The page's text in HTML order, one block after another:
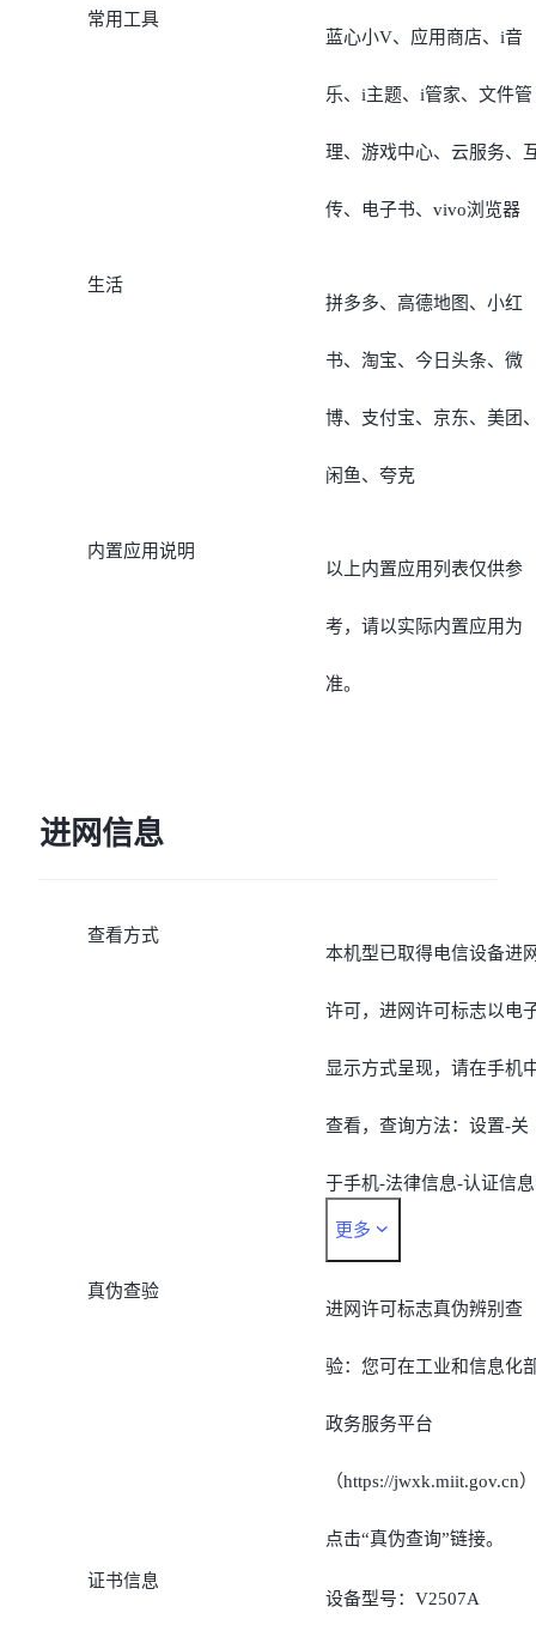
常用工具
蓝心小V、应用商店、i音
乐、i主题、i管家、文件管
理、游戏中心、云服务、
传、电子书、vivo浏览器
生活
拼多多、高德地图、小红
书、淘宝、今日头条、微
博、支付宝、京东、美团
闲鱼、夸克
内置应用说明
以上内置应用列表仅供参
考，请以实际内置应用为
准。
进网信息
查看方式
本机型已取得电信设备进
许可，进网许可标志以电
显示方式呈现，请在手机
查看，查询方法：设置-关
于手机-法律信息-认证信
*由于不同机型的查看路径
存在差异，也可以通过手
的搜索功能搜索“认证信
息”，即可对手机内置的电
子进网许可标志快速查询
更多
真伪查验
进网许可标志真伪辨别查
验：您可在工业和信息化
政务服务平台
（https://jwxk.miit.gov.cn）
点击“真伪查询”链接。
证书信息
设备型号：V2507A